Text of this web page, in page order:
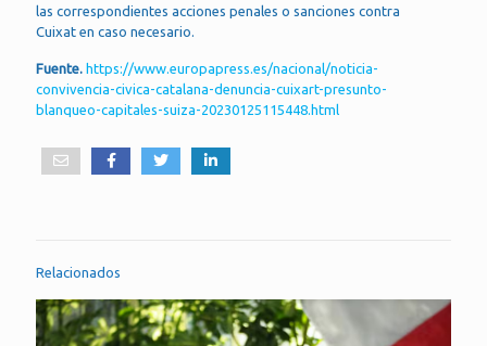
las correspondientes acciones penales o sanciones contra
Cuixat en caso necesario.
Fuente. https://www.europapress.es/nacional/noticia-
convivencia-civica-catalana-denuncia-cuixart-presunto-
blanqueo-capitales-suiza-20230125115448.html
Relacionados